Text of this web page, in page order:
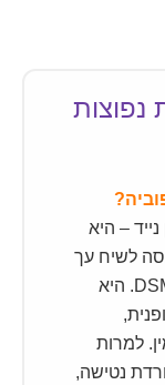
– היא
לשיח עך
אף שאינה מופיעה רשמית ב-DSM-5-TR. היא
למרות
נטישה,